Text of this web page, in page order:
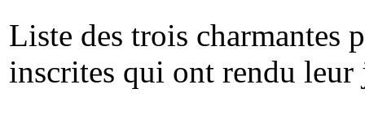
Liste des trois charmantes
inscrites qui ont rendu